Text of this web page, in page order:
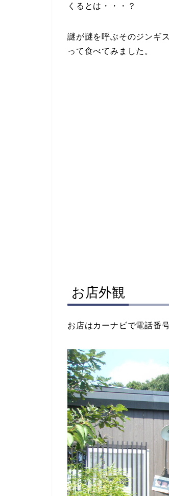
くるとは・・・？
謎が謎を呼ぶそのジンギ
って食べてみました。
お店外観
お店はカーナビで電話番